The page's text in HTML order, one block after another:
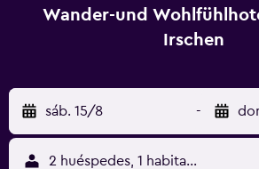
lavavajillas y horno. En Naturhotel
las habitaciones tienen ropa de cama y
centro de spa y bienestar con sauna.
practicar senderismo y esquí, y hay
eneste hotel de 4 estrellas. Aguntum
alojamiento, y Nassfeld está a 42 km.
Wander-und
Irschen
sáb. 15/8 -
2 huéspedes, 1 habitación